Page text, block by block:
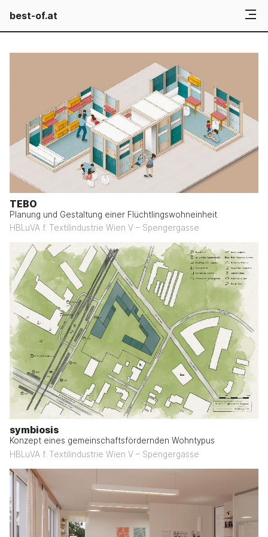
best-of.at
TEBO
Planung und Gestaltung einer Flüchtlingswohneinheit
HBLuVA f. Textilindustrie Wien V – Spengergasse
symbiosis
Konzept eines gemeinschaftsfördernden Wohntypus
HBLuVA f. Textilindustrie Wien V – Spengergasse